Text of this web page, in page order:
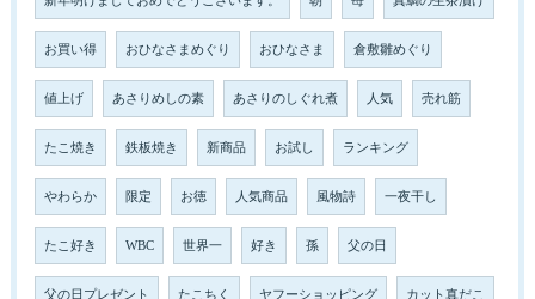
お買い得 おひなさまめぐり おひなさま 倉敷雛めぐり
値上げ あさりめしの素 あさりのしぐれ煮 人気 売れ筋
たこ焼き 鉄板焼き 新商品 お試し ランキング
やわらか 限定 お徳 人気商品 風物詩 一夜干し
たこ好き WBC 世界一 好き 孫 父の日
父の日プレゼント たこちく ヤフーショッピング カット真だこ